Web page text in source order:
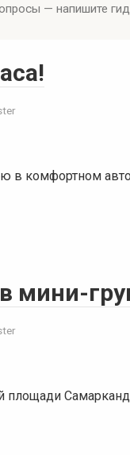
— напишите
в комфортном
мини-
площади